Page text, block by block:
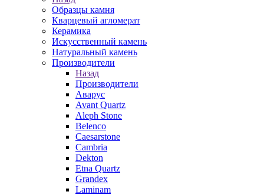
Образцы камня
Кварцевый агломерат
Керамика
Искусственный камень
Натуральный камень
Производители
Назад
Производители
Аварус
Avant Quartz
Aleph Stone
Belenco
Caesarstone
Cambria
Dekton
Etna Quartz
Grandex
Laminam